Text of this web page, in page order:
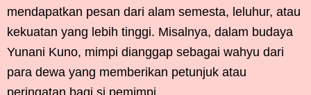
mendapatkan pesan dari alam semesta, leluhur, atau
kekuatan yang lebih tinggi. Misalnya, dalam budaya
Yunani Kuno, mimpi dianggap sebagai wahyu dari
para dewa yang memberikan petunjuk atau